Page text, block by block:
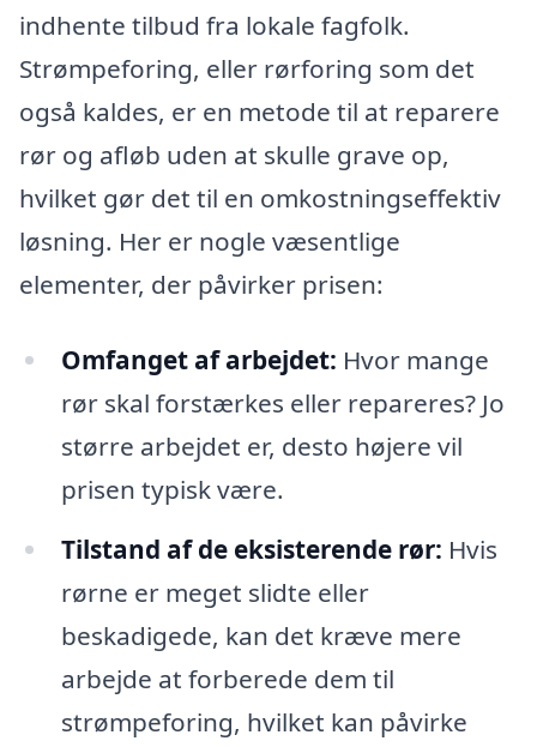
indhente tilbud fra lokale fagfolk.
Strømpeforing, eller rørforing som det
også kaldes, er en metode til at reparere
rør og afløb uden at skulle grave op,
hvilket gør det til en omkostningseffektiv
løsning. Her er nogle væsentlige
elementer, der påvirker prisen:
Omfanget af arbejdet: Hvor mange
rør skal forstærkes eller repareres? Jo
større arbejdet er, desto højere vil
prisen typisk være.
Tilstand af de eksisterende rør: Hvis
rørne er meget slidte eller
beskadigede, kan det kræve mere
arbejde at forberede dem til
strømpeforing, hvilket kan påvirke